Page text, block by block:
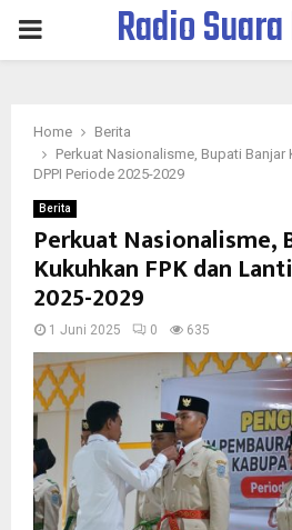
PRIMARYRadio
Home
Berita
Perkuat Nasionalisme, Bupati Banjar
DPPI Periode 2025-2029
Berita
Perkuat Nasionalisme,
Kukuhkan FPK dan
2025-2029
1 Juni 2025 0 635